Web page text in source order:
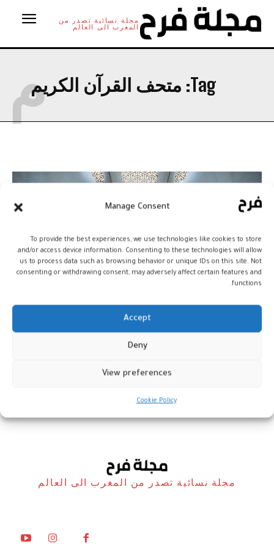
Manage Consent
To provide the best experiences, we use technologies like cookies to store
and/or access device information. Consenting to these technologies will allow
us to process data such as browsing behavior or unique IDs on this site. Not
consenting or withdrawing consent, may adversely affect certain features and
functions.
Accept
Deny
View preferences
Cookie Policy
مجلة نسائية تصدر من
المغرب الى العالم
Tag: متحف القرآن الكريمم
الرياض تعرض أكبر مصحف في
مجلة نسائية تصدر من المغرب الى العالم